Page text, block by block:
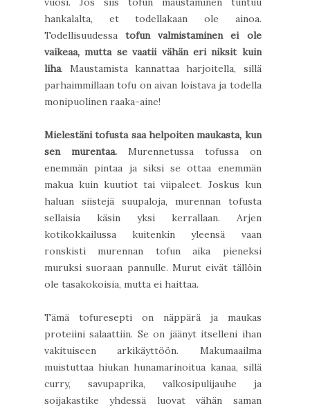
hankalalta, et todellakaan ole ainoa.
Todellisuudessatofun valmistaminen ei ole
vaikeaa, mutta se vaatii vähän eri niksit kuin
liha. Maustamista kannattaa harjoitella, sillä
parhaimmillaan tofu on aivan loistava ja todella
monipuolinen raaka-aine!
Mielestäni tofusta saa helpoiten maukasta, kun
sen murentaa.Murennetussa tofussa on
enemmän pintaa ja siksi se ottaa enemmän
makua kuin kuutiot tai viipaleet. Joskus kun
haluan siistejä suupaloja, murennan tofusta
sellaisia käsin yksi kerrallaan. Arjen
kotikokkailussa kuitenkin yleensä vaan
ronskisti murennan tofun aika pieneksi
muruksi suoraan pannulle. Murut eivät tällöin
ole tasakokoisia, mutta ei haittaa.
Tämä tofuresepti on näppärä ja maukas
proteiini salaattiin. Se on jäänyt itselleni ihan
vakituiseen arkikäyttöön. Makumaailma
muistuttaa hiukan hunamarinoitua kanaa, sillä
curry, savupaprika, valkosipulijauhe ja
soijakastike yhdessä luovat vähän saman